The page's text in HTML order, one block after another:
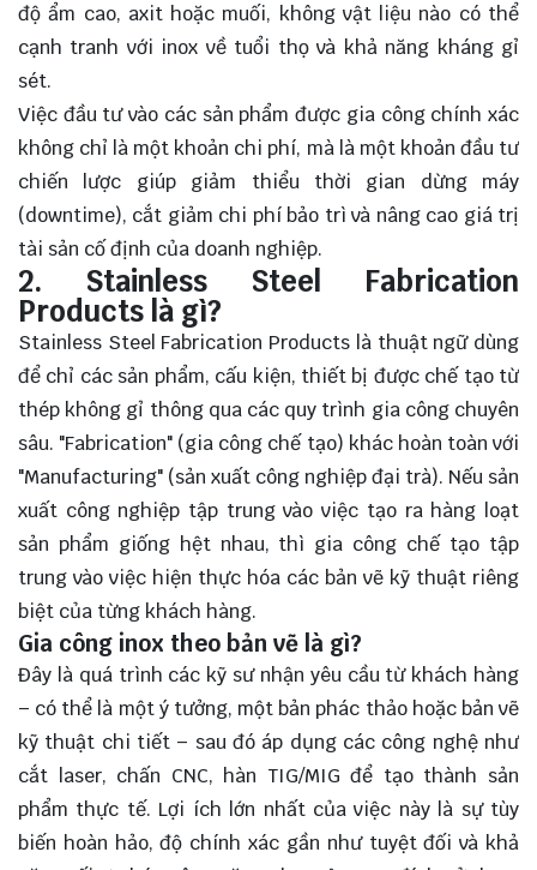
độ ẩm cao, axit hoặc muối, không vật liệu nào có thể
cạnh tranh với inox về tuổi thọ và khả năng kháng gỉ
sét.
Việc đầu tư vào các sản phẩm được gia công chính xác
không chỉ là một khoản chi phí, mà là một khoản đầu tư
chiến lược giúp giảm thiểu thời gian dừng máy
(downtime), cắt giảm chi phí bảo trì và nâng cao giá trị
tài sản cố định của doanh nghiệp.
2. Stainless Steel Fabrication
Products là gì?
Stainless Steel Fabrication Products là thuật ngữ dùng
để chỉ các sản phẩm, cấu kiện, thiết bị được chế tạo từ
thép không gỉ thông qua các quy trình gia công chuyên
sâu. "Fabrication" (gia công chế tạo) khác hoàn toàn với
"Manufacturing" (sản xuất công nghiệp đại trà). Nếu sản
xuất công nghiệp tập trung vào việc tạo ra hàng loạt
sản phẩm giống hệt nhau, thì gia công chế tạo tập
trung vào việc hiện thực hóa các bản vẽ kỹ thuật riêng
biệt của từng khách hàng.
Gia công inox theo bản vẽ là gì?
Đây là quá trình các kỹ sư nhận yêu cầu từ khách hàng
– có thể là một ý tưởng, một bản phác thảo hoặc bản vẽ
kỹ thuật chi tiết – sau đó áp dụng các công nghệ như
cắt laser, chấn CNC, hàn TIG/MIG để tạo thành sản
phẩm thực tế. Lợi ích lớn nhất của việc này là sự tùy
biến hoàn hảo, độ chính xác gần như tuyệt đối và khả